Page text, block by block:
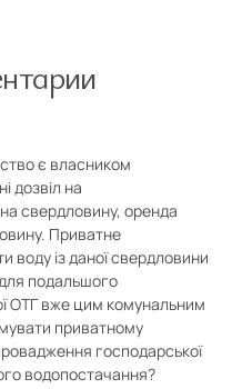
є власником
дозвіл на
свердловину, оренда
Приватне
воду із даної свердловини
подальшого
ОТГ вже цим комунальним
приватному
господарської
водопостачання?